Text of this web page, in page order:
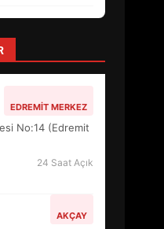
EDREMIT MERKEZ
No:14 (Edremit
24 Saat Açık
AKÇAY
TÜRKİYE
BAŞARDI?
NE DEĞİŞTİ?